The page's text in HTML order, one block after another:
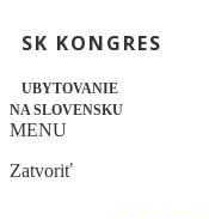
SK KONGRES
UBYTOVANIE
NA SLOVENSKU
MENU
Zatvoriť